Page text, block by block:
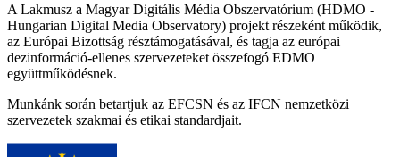
A Lakmusz a Magyar Digitális Média Obszervatórium (HDMO -
Hungarian Digital Media Observatory) projekt részeként működik,
az Európai Bizottság résztámogatásával, és tagja az európai
dezinformáció-ellenes szervezeteket összefogó EDMO
együttműködésnek.
Munkánk során betartjuk az EFCSN és az IFCN nemzetközi
szervezetek szakmai és etikai standardjait.